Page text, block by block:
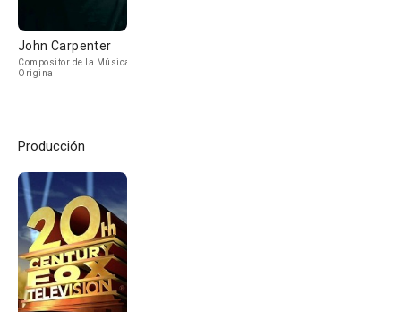
John Carpenter
Compositor de la Música
Original
Producción